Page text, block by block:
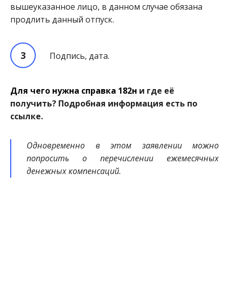
вышеуказанное лицо, в данном случае обязана
продлить данный отпуск.
Подпись, дата.
Для чего нужна справка 182н и где её
получить? Подробная информация есть по
ссылке.
Одновременно в этом заявлении можно
попросить о перечислении ежемесячных
денежных компенсаций.